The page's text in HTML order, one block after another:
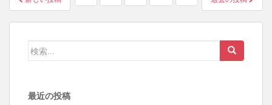
投稿ナビゲーション
検索:
最近の投稿